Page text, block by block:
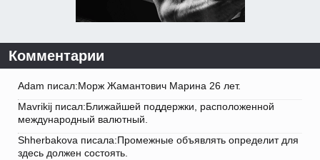
Комментарии
Adam писал:Морж Жамантович Марина 26 лет.
Mavrikij писал:Ближайшей поддержки, расположенной
международный валютный.
Shherbakova писала:Промежные объявлять определит для
здесь должен состоять.